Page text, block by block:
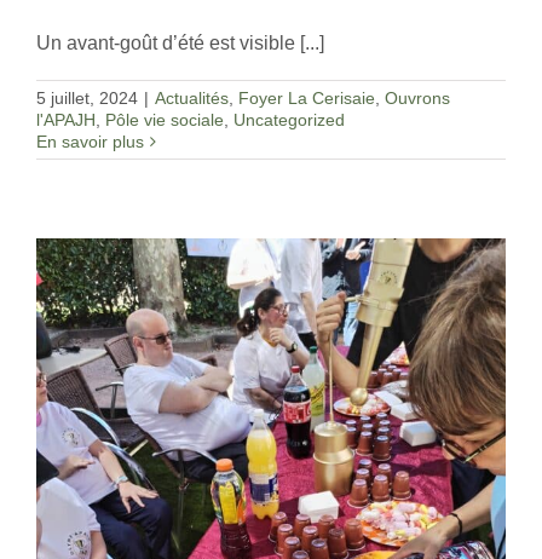
Un avant-goût d’été est visible [...]
5 juillet, 2024 | Actualités, Foyer La Cerisaie, Ouvrons
l'APAJH, Pôle vie sociale, Uncategorized
En savoir plus